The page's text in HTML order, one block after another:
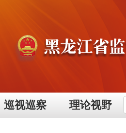
巡视巡察 理论视野